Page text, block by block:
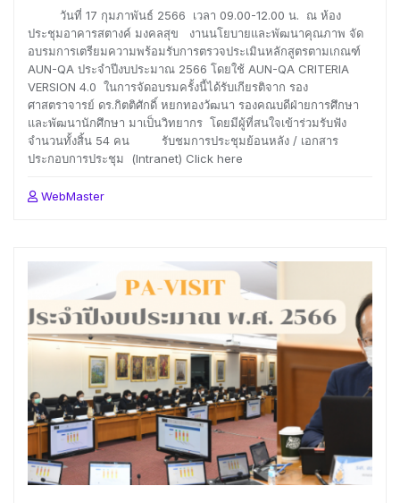
วันที่ 17 กุมภาพันธ์ 2566 เวลา 09.00-12.00 น. ณ ห้อง
ประชุมอาคารสตางค์ มงคลสุข งานนโยบายและพัฒนาคุณภาพ จัด
อบรมการเตรียมความพร้อมรับการตรวจประเมินหลักสูตรตามเกณฑ์
AUN-QA ประจำปีงบประมาณ 2566 โดยใช้ AUN-QA CRITERIA
VERSION 4.0 ในการจัดอบรมครั้งนี้ได้รับเกียรติจาก รอง
ศาสตราจารย์ ดร.กิตติศักดิ์ หยกทองวัฒนา รองคณบดีฝ่ายการศึกษา
และพัฒนานักศึกษา มาเป็นวิทยากร โดยมีผู้ที่สนใจเข้าร่วมรับฟัง
จำนวนทั้งสิ้น 54 คน รับชมการประชุมย้อนหลัง / เอกสาร
ประกอบการประชุม (Intranet) Click here
WebMaster